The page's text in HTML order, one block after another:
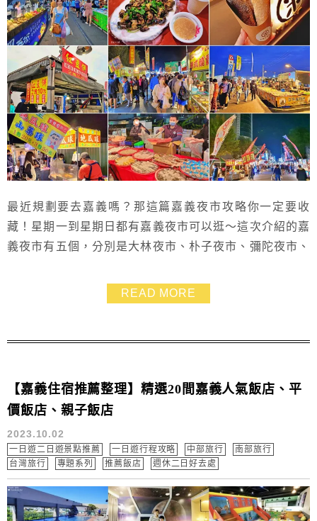
最近規劃要去嘉義嗎？那這篇嘉義夜市攻略你一定要收
藏！星期一到星期日都有嘉義夜市可以逛～這次介紹的嘉
義夜市有五個，分別是大林夜市、朴子夜市、彌陀夜市、
介紹嘉義四大夜市的交通資訊和營業時間，去之前可以先
詳讀，看看哪個夜市你最喜歡，或是必吃美食有哪些喲～
READ MORE
【嘉義住宿推薦整理】精選20間嘉義人氣飯店、平
價飯店、親子飯店
2023.10.02
一日遊二日遊景點推薦 一日遊行程攻略 中部旅行
南部旅行
台灣旅行
專題系列 推薦飯店 週休二日好去處